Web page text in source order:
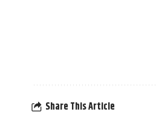
Share This Article